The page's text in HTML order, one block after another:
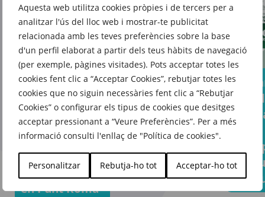
Aquesta web utilitza cookies pròpies i de tercers per a
analitzar l'ús del lloc web i mostrar-te publicitat
relacionada amb les teves preferències sobre la base
d'un perfil elaborat a partir dels teus hàbits de navegació
(per exemple, pàgines visitades). Pots acceptar totes les
cookies fent clic a “Acceptar Cookies”, rebutjar totes les
cookies que no siguin necessàries fent clic a “Rebutjar
Cookies” o configurar els tipus de cookies que desitges
acceptar pressionant a “Veure Preferències”. Per a més
informació consulti l'enllaç de "Política de cookies".
Personalitzar Rebutja-ho tot Acceptar-ho tot
El fons
d’armari que
t’acompanyarà
temporada
rere
temporada
en Punt Roma
Aquest estiu,
porta’l tot
sense
complicacions
gràcies
a Feu Vert
a
amb
en